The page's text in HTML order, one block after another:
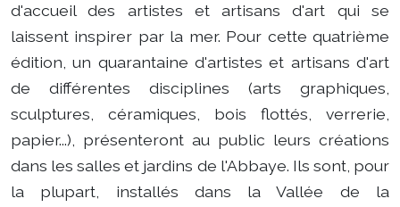
d'accueil des artistes et artisans d'art qui se
laissent inspirer par la mer. Pour cette quatrième
édition, un quarantaine d'artistes et artisans d'art
de différentes disciplines (arts graphiques,
sculptures, céramiques, bois flottés, verrerie,
papier...), présenteront au public leurs créations
dans les salles et jardins de l'Abbaye. Ils sont, pour
la plupart, installés dans la Vallée de la